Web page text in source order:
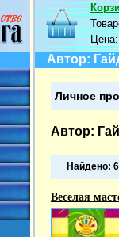
Автор:
Личное
Автор:
Найдено: 6
Веселая